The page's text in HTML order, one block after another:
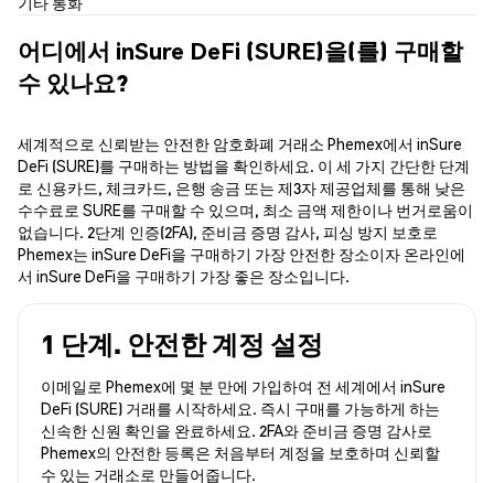
어디에서 inSure DeFi (SURE)을(를) 구매할
수 있나요?
세계적으로 신뢰받는 안전한 암호화폐 거래소 Phemex에서 inSure
DeFi (SURE)를 구매하는 방법을 확인하세요. 이 세 가지 간단한 단계
로 신용카드, 체크카드, 은행 송금 또는 제3자 제공업체를 통해 낮은
수수료로 SURE를 구매할 수 있으며, 최소 금액 제한이나 번거로움이
없습니다. 2단계 인증(2FA), 준비금 증명 감사, 피싱 방지 보호로
Phemex는 inSure DeFi을 구매하기 가장 안전한 장소이자 온라인에
서 inSure DeFi을 구매하기 가장 좋은 장소입니다.
1 단계. 안전한 계정 설정
이메일로 Phemex에 몇 분 만에 가입하여 전 세계에서 inSure
DeFi (SURE) 거래를 시작하세요. 즉시 구매를 가능하게 하는
신속한 신원 확인을 완료하세요. 2FA와 준비금 증명 감사로
Phemex의 안전한 등록은 처음부터 계정을 보호하며 신뢰할
수 있는 거래소로 만들어줍니다.